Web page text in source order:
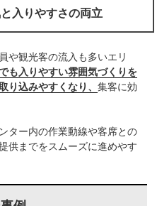
入りやすさの両立
や観光客の流入も多いエリ
も入りやすい雰囲気づくりを
り込みやすくなり、集客に効
ター内の作業動線や客席との
供までをスムーズに進めやす